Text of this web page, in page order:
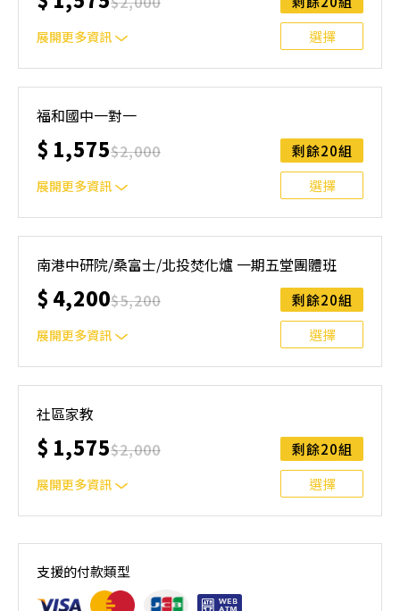
展開更多資訊
選擇
選手課程內容：陸地訓練、水感培養、動作分解練習、比賽
技能，
福和國中一對一
$ 1,575$2,000
展開更多資訊
剩餘20組
選擇
選手課程內容：陸地訓練、水感培養、動作分解練習、比賽
訓練、影片分析 初學者：希望能藉由密集的訓練掌握游泳
技能
南港中研院/桑富士/北投焚化爐 一期五堂團體班
$ 4,200$5,200
展開更多資訊
剩餘20組
選擇
選手課程內容：陸地訓練、水感培養、動作分解練習、比賽
技能
社區家教
$ 1,575$2,000
展開更多資訊
剩餘20組
選擇
本課程主要針對選手或想快速掌握游泳技能的大人/小孩。
訓練、影片分析 初學者：希望能藉由密集的訓練掌握游泳
支援的付款類型